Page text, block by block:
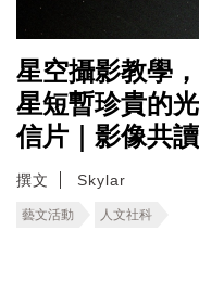
星空攝影教學
星短暫珍貴的
信片｜影像共讀
撰文 Skylar
藝文活動 人文社科